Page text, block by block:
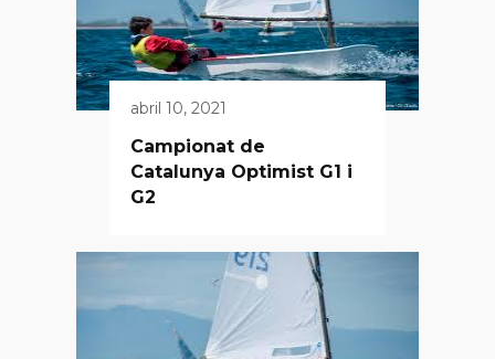
abril 10, 2021
Campionat de
Catalunya Optimist G1 i
G2